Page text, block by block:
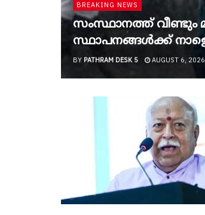
BREAKING NEWS
സംസ്ഥാനത്ത് വീണ്ടും
സ്ഥാപനങ്ങൾക്ക്
BY PATHRAM DESK 5 AUGUST 6, 2026